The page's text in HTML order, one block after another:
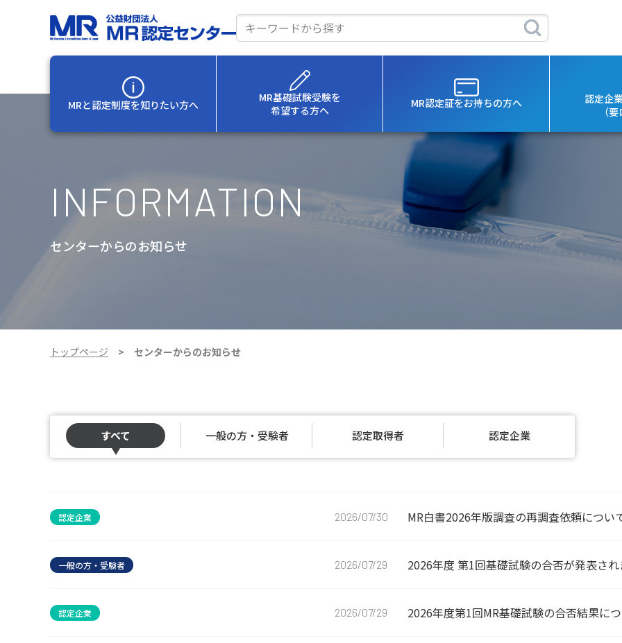
サ
イ
索
MRと認定制度を知りたい方へ
MR基礎試験受験を
希望する方へ
MR認定証をお持ちの方へ
認定企
（
INFORMATION
センターからのお知らせ
トップページ センターからのお知らせ
すべて 一般の方・受験者 認定取得者 認定企業
認定企業 2026/07/30 MR白書2026年版調査の再調査依頼につい
一般の方・受験者 2026/07/29 2026年度 第1回基礎試験の合否が発表され
認定企業 2026/07/29 2026年度第1回MR基礎試験の合否結果に